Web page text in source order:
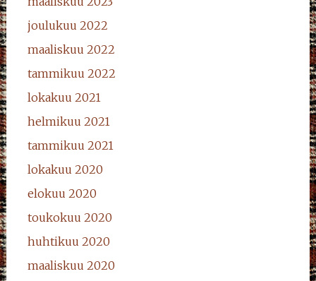
joulukuu 2022
maaliskuu 2022
tammikuu 2022
lokakuu 2021
helmikuu 2021
tammikuu 2021
lokakuu 2020
elokuu 2020
toukokuu 2020
huhtikuu 2020
maaliskuu 2020